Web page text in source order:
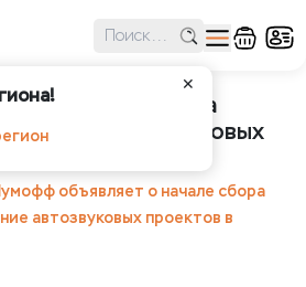
✕
о начале сбора
автозвуковых
объявляет о начале сбора
автозвуковых проектов в